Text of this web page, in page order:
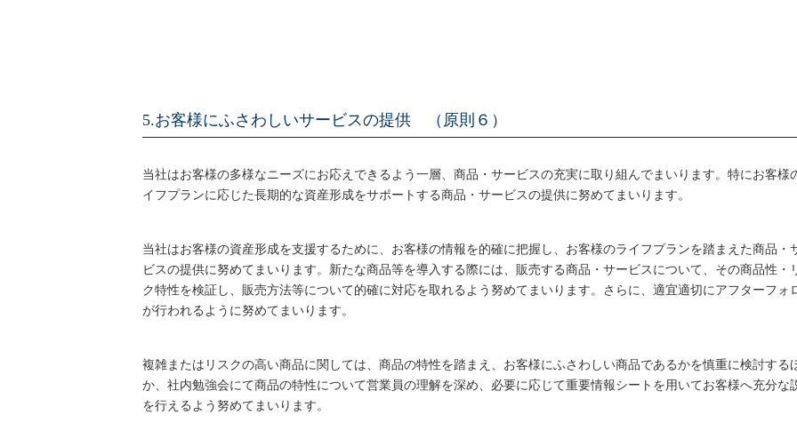
5.お客様にふさわしいサービスの提供 （原則６）
当社はお客様の多様なニーズにお応えできるよう一層、商品・サービスの充実に取り組んでまいります。特にお客様
イフプランに応じた長期的な資産形成をサポートする商品・サービスの提供に努めてまいります。
当社はお客様の資産形成を支援するために、お客様の情報を的確に把握し、お客様のライフプランを踏まえた商品・
ビスの提供に努めてまいります。新たな商品等を導入する際には、販売する商品・サービスについて、その商品性・
ク特性を検証し、販売方法等について的確に対応を取れるよう努めてまいります。さらに、適宜適切にアフターフォ
が行われるように努めてまいります。
複雑またはリスクの高い商品に関しては、商品の特性を踏まえ、お客様にふさわしい商品であるかを慎重に検討する
か、社内勉強会にて商品の特性について営業員の理解を深め、必要に応じて重要情報シートを用いてお客様へ充分な
を行えるよう努めてまいります。